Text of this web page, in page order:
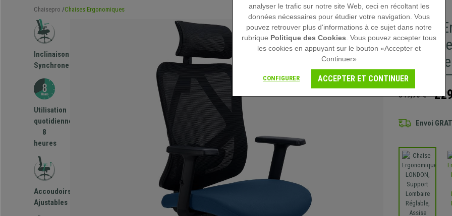
Chaisepro Chaises Ergonomiques
Inclinaison
Synchrone
Utilisation
quotidienne
8
heures
Accoudoirs
Ajustables
Chaise
349,90 €
Envoi
analyser le trafic sur notre site Web, ceci en récoltant les
données nécessaires pour étudier votre navigation. Vous
pouvez retrouver plus d'informations à ce sujet dans notre
rubrique Politique des Cookies . Vous pouvez accepter tous
les cookies en appuyant sur le bouton «Accepter et
Continuer»
CONFIGURER ACCEPTER ET CONTINUER